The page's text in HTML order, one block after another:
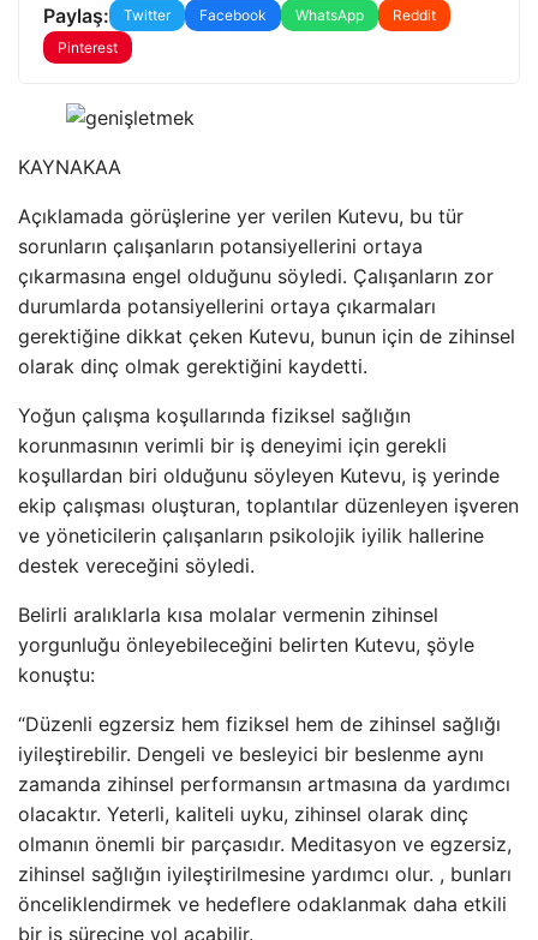
Paylaş: Twitter Facebook WhatsApp
Reddit
Pinterest
KAYNAKAA
Açıklamada görüşlerine yer verilen Kutevu, bu tür
sorunların çalışanların potansiyellerini ortaya
çıkarmasına engel olduğunu söyledi. Çalışanların zor
durumlarda potansiyellerini ortaya çıkarmaları
gerektiğine dikkat çeken Kutevu, bunun için de zihinsel
olarak dinç olmak gerektiğini kaydetti.
Yoğun çalışma koşullarında fiziksel sağlığın
korunmasının verimli bir iş deneyimi için gerekli
koşullardan biri olduğunu söyleyen Kutevu, iş yerinde
ekip çalışması oluşturan, toplantılar düzenleyen işveren
ve yöneticilerin çalışanların psikolojik iyilik hallerine
destek vereceğini söyledi.
Belirli aralıklarla kısa molalar vermenin zihinsel
yorgunluğu önleyebileceğini belirten Kutevu, şöyle
konuştu:
“Düzenli egzersiz hem fiziksel hem de zihinsel sağlığı
iyileştirebilir. Dengeli ve besleyici bir beslenme aynı
zamanda zihinsel performansın artmasına da yardımcı
olacaktır. Yeterli, kaliteli uyku, zihinsel olarak dinç
olmanın önemli bir parçasıdır. Meditasyon ve egzersiz,
zihinsel sağlığın iyileştirilmesine yardımcı olur. , bunları
önceliklendirmek ve hedeflere odaklanmak daha etkili
bir iş sürecine yol açabilir.